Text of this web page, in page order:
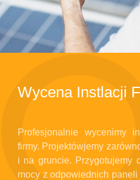
Wycena Instlacji
Profesjonalnie wycenimy
firmy. Projektówjemy
i na gruncie. Przygotujemy
mocy z odpowiednich